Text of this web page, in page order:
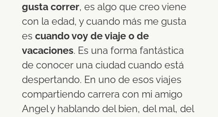
gusta correr, es algo que creo viene
con la edad, y cuando más me gusta
es cuando voy de viaje o de
vacaciones. Es una forma fantástica
de conocer una ciudad cuando está
despertando. En uno de esos viajes
compartiendo carrera con mi amigo
Angel y hablando del bien, del mal, del